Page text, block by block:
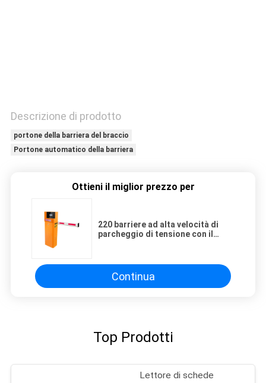
MAPPA
DEL
SITO
POLICY
Descrizione di prodotto
portone della barriera del braccio
Portone automatico della barriera
Ottieni il miglior prezzo per
220 barriere ad alta velocità di
parcheggio di tensione con il
Continua
Top Prodotti
Lettore di schede